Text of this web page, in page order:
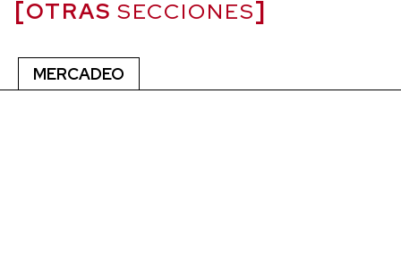
OTRAS SECCIONES
MERCADEO